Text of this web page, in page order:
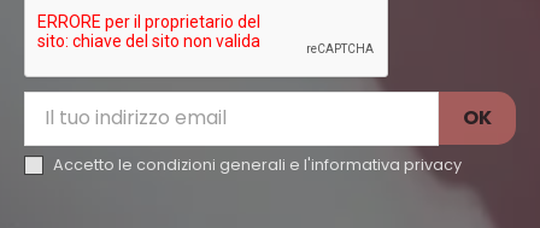
Accetto le condizioni generali e l'informativa privacy